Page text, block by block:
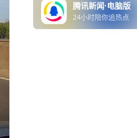
腾讯新闻·电脑版
24小时陪你追热点